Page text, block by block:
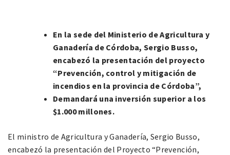
En la sede del Ministerio de Agricultura y
Ganadería de Córdoba, Sergio Busso,
encabezó la presentación del proyecto
“Prevención, control y mitigación de
incendios en la provincia de Córdoba”,
Demandará una inversión superior a los
$1.000 millones.
El ministro de Agricultura y Ganadería, Sergio Busso,
encabezó la presentación del Proyecto “Prevención,